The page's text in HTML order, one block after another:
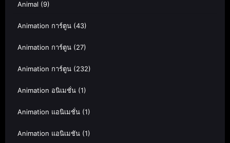
Animal (9)
Animation การ์ตูน (43)
Animation การ์ตูน (27)
Animation การ์ตูน (232)
Animation อนิเมชั่น (1)
Animation แอนิเมชั่น (1)
Animation แอนิเมชัน (1)